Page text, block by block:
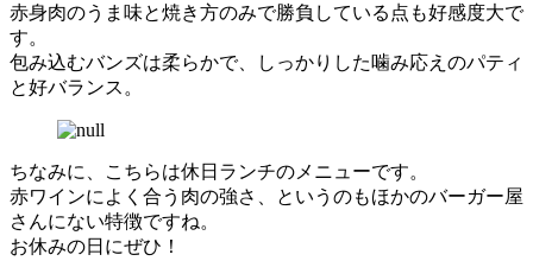
赤身肉のうま味と焼き方のみで勝負している点も好感度大で
す。
包み込むバンズは柔らかで、しっかりした噛み応えのパティ
と好バランス。
ちなみに、こちらは休日ランチのメニューです。
赤ワインによく合う肉の強さ、というのもほかのバーガー屋
さんにない特徴ですね。
お休みの日にぜひ！